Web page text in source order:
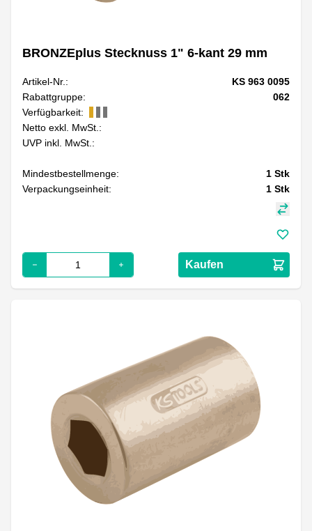
BRONZEplus Stecknuss 1" 6-kant 29 mm
Artikel-Nr.:
KS 963 0095
Rabattgruppe:
062
Verfügbarkeit:
Netto exkl. MwSt.:
UVP inkl. MwSt.:
Mindestbestellmenge: 1 Stk
Verpackungseinheit:
1 Stk
Kaufen